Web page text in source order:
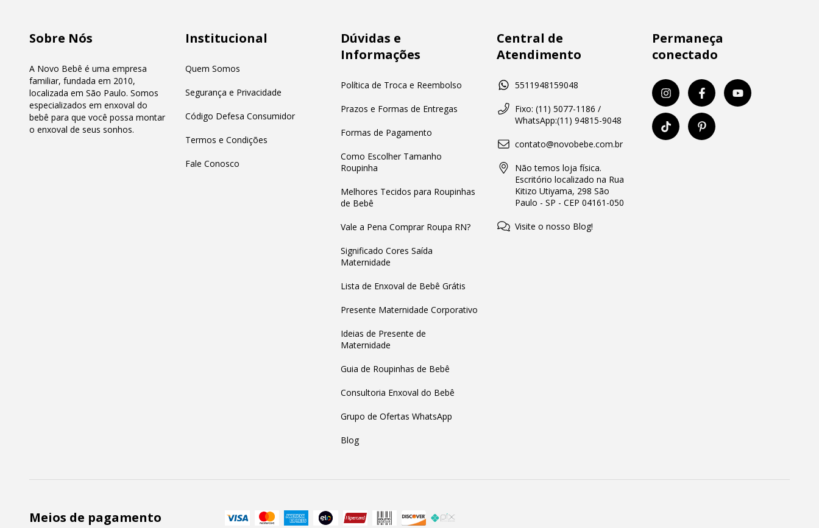
Sobre Nós
A Novo Bebê é uma empresa
familiar, fundada em 2010,
localizada em São Paulo. Somos
especializados em enxoval do
bebê para que você possa montar
o enxoval de seus sonhos.
Institucional
Quem Somos
Segurança e Privacidade
Código Defesa Consumidor
Termos e Condições
Fale Conosco
Dúvidas e
Informações
Política de Troca e Reembolso
Prazos e Formas de Entregas
Formas de Pagamento
Como Escolher Tamanho
Roupinha
Melhores Tecidos para Roupinhas
de Bebê
Vale a Pena Comprar Roupa RN?
Significado Cores Saída
Maternidade
Lista de Enxoval de Bebê Grátis
Presente Maternidade Corporativo
Ideias de Presente de
Maternidade
Guia de Roupinhas de Bebê
Consultoria Enxoval do Bebê
Grupo de Ofertas WhatsApp
Blog
Central de
Atendimento
5511948159048
Fixo: (11) 5077-1186 /
WhatsApp:(11) 94815-9048
contato@novobebe.com.br
Não temos loja física.
Escritório localizado na Rua
Kitizo Utiyama, 298 São
Paulo - SP - CEP 04161-050
Visite o nosso Blog!
Permaneça
conectado
Meios de pagamento